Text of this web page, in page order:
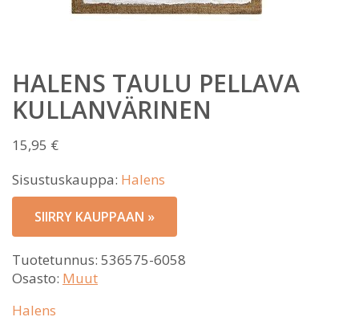
HALENS TAULU PELLAVA
KULLANVÄRINEN
15,95 €
Sisustuskauppa: Halens
SIIRRY KAUPPAAN »
Tuotetunnus: 536575-6058
Osasto: Muut
Halens